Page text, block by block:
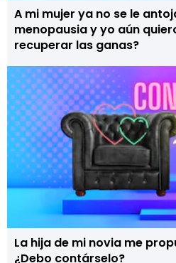
A mi mujer ya no se le
menopausia y yo aún
recuperar las ganas?
La hija de mi novia me
¿Debo contárselo?